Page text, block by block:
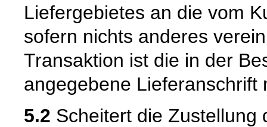
Liefergebietes an die vom
sofern nichts anderes
Transaktion ist die in der
angegebene Lieferanschrift
5.2 Scheitert die Zustellung